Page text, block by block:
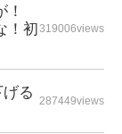
！初319006views
る 287449views